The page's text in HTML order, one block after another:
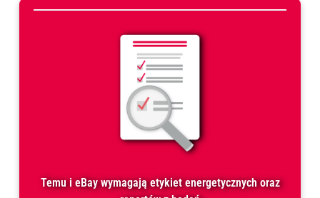
Temu i eBay wymagają etykiet energetycznych oraz